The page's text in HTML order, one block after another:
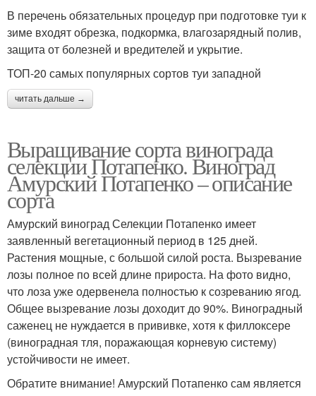
В перечень обязательных процедур при подготовке туи к
зиме входят обрезка, подкормка, влагозарядный полив,
защита от болезней и вредителей и укрытие.
ТОП-20 самых популярных сортов туи западной
читать дальше →
Выращивание сорта винограда
селекции Потапенко. Виноград
Амурский Потапенко – описание
сорта
Амурский виноград Селекции Потапенко имеет
заявленный вегетационный период в 125 дней.
Растения мощные, с большой силой роста. Вызревание
лозы полное по всей длине прироста. На фото видно,
что лоза уже одервенела полностью к созреванию ягод.
Общее вызревание лозы доходит до 90%. Виноградный
саженец не нуждается в прививке, хотя к филлоксере
(виноградная тля, поражающая корневую систему)
устойчивости не имеет.
Обратите внимание! Амурский Потапенко сам является